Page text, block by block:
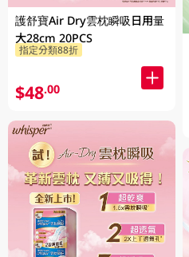
護舒寶Air Dry雲枕瞬吸日用量
大28cm 20PCS
指定分類88折
$48.00